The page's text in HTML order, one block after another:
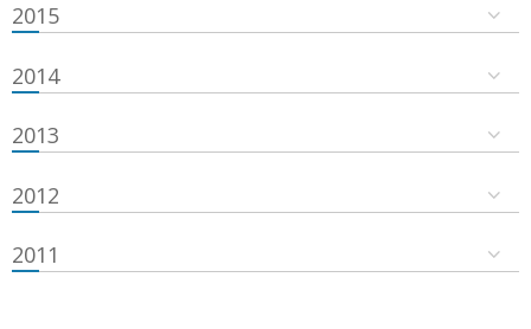
2015
2014
2013
2012
2011